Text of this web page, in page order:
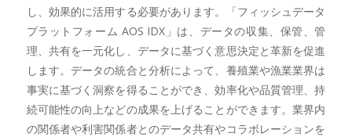
し、効果的に活用する必要があります。「フィッシュデータ
プラットフォーム AOS IDX」は、データの収集、保管、管
理、共有を一元化し、データに基づく意思決定と革新を促進
します。データの統合と分析によって、養殖業や漁業業界は
事実に基づく洞察を得ることができ、効率化や品質管理、持
続可能性の向上などの成果を上げることができます。業界内
の関係者や利害関係者とのデータ共有やコラボレーションを